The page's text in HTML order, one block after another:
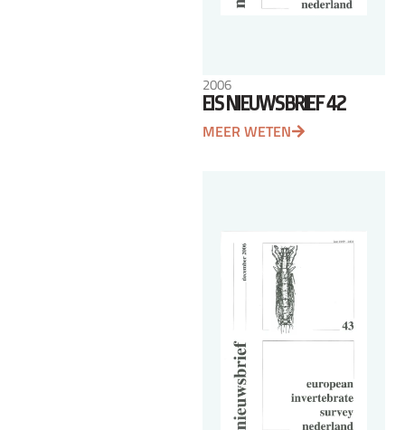
2006
EIS NIEUWSBRIEF 42
MEER WETEN